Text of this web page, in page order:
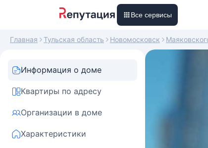
Все сервисы
Главная Тульская область Новомосковск
Информация о доме
Квартиры по адресу
Организации в доме
Характеристики